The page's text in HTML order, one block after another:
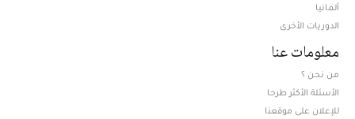
ألمانيا
الدوريات الأخرى
معلومات عنا
من نحن ؟
الأسئلة الأكثر طرحا
للإعلان على موقعنا